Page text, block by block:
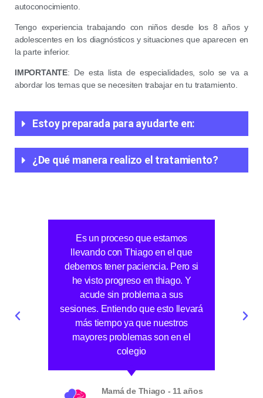
autoconocimiento.
Tengo experiencia trabajando con niños desde los 8 años y
adolescentes en los diagnósticos y situaciones que aparecen en
la parte inferior.
IMPORTANTE: De esta lista de especialidades, solo se va a
abordar los temas que se necesiten trabajar en tu tratamiento.
Estoy preparada para ayudarte en:
¿De qué manera realizo el tratamiento?​
Es un proceso que estamos
llevando con Thiago en el que
debemos tener paciencia. Pero si
he visto progreso en thiago. Y
acude sin problema a sus
sesiones. Entiendo que esto llevará
más tiempo ya que nuestros
mayores problemas son en el
colegio
Mamá de Thiago - 11 años